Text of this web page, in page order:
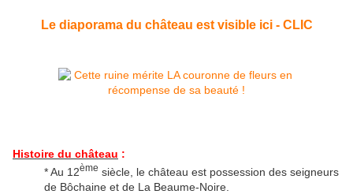
Le diaporama du château est visible ici - CLIC
Histoire du château :
* Au 12ème siècle, le château est possession des seigneurs
de Bôchaine et de La Beaume-Noire.